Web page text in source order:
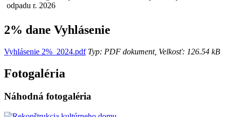
2% dane Vyhlásenie
Vyhlásenie 2%_2024.pdfTyp: PDF dokument, Velkosť: 126.54 kB
Fotogaléria
Náhodná fotogaléria